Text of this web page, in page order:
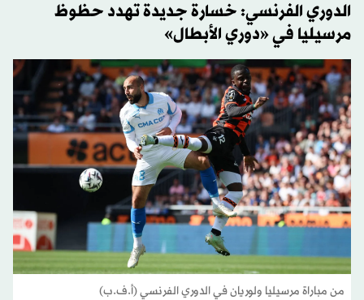
الدوري الفرنسي: خسارة جديدة تهدد حظوظ
مرسيليا في «دوري الأبطال»
من مباراة مرسيليا ولوريان في الدوري الفرنسي (أ.ف.ب)